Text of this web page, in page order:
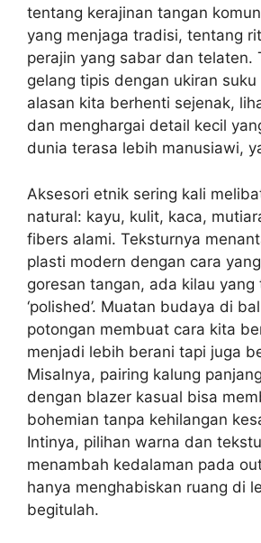
tentang kerajinan tangan
yang menjaga tradisi, tentang
perajin yang sabar dan telaten.
gelang tipis dengan ukiran
alasan kita berhenti sejenak,
dan menghargai detail kecil
dunia terasa lebih manusiawi,
Aksesori etnik sering kali
natural: kayu, kulit, kaca,
fibers alami. Teksturnya
plasti modern dengan cara
goresan tangan, ada kilau yang
‘polished’. Muatan budaya di
potongan membuat cara kita
menjadi lebih berani tapi juga
Misalnya, pairing kalung
dengan blazer kasual bisa
bohemian tanpa kehilangan
Intinya, pilihan warna dan
menambah kedalaman pada
hanya menghabiskan ruang di
begitulah.